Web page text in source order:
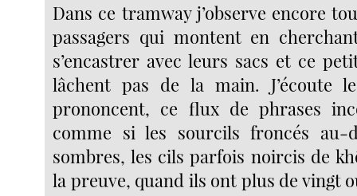
Dans ce tramway j’observe encore
passagers qui montent en
s’encastrer avec leurs sacs et ce
lâchent pas de la main. J’écoute
prononcent, ce flux de phrases
comme si les sourcils froncés au-
sombres, les cils parfois noircis de
la preuve, quand ils ont plus de vingt